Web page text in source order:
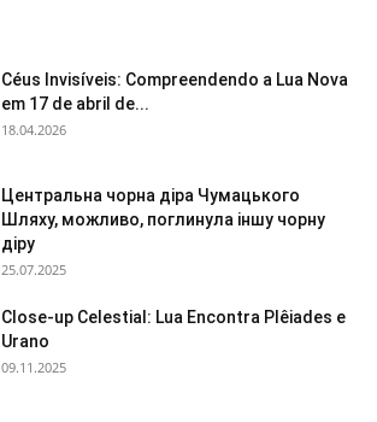
Céus Invisíveis: Compreendendo a Lua Nova
em 17 de abril de...
18.04.2026
Центральна чорна діра Чумацького
Шляху, можливо, поглинула іншу чорну
діру
25.07.2025
Close-up Celestial: Lua Encontra Plêiades e
Urano
09.11.2025